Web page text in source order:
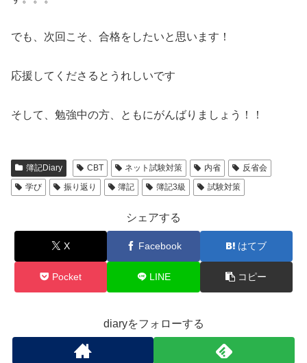
でも、次回こそ、合格をしたいと思います！
応援してくださるとうれしいです
そして、勉強中の方、ともにがんばりましょう！！
簿記Diary CBT ネット試験対策 内省
反省会
学び
振り返り 簿記 簿記3級 試験対策
シェアする
X Facebook はてブ
Pocket LINE コピー
diaryをフォローする